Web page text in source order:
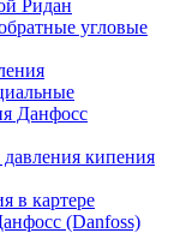
Ридан
угловые
Данфосс
кипения
в картере
(Danfoss)